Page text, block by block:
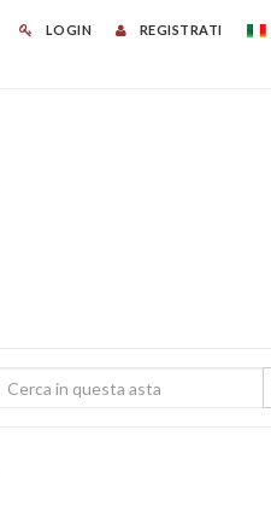
LOGIN REGISTRATI